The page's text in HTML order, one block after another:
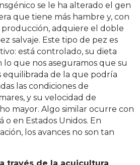
se le ha alterado el gen
que tiene más hambre y, con
adquiere el doble
salvaje. Este tipo de pez es
está controlado, su dieta
lo que nos aseguramos que su
equilibrada de la que podría
las condiciones de
y su velocidad de
mayor. Algo similar ocurre con
o en Estados Unidos. En
los avances no son tan